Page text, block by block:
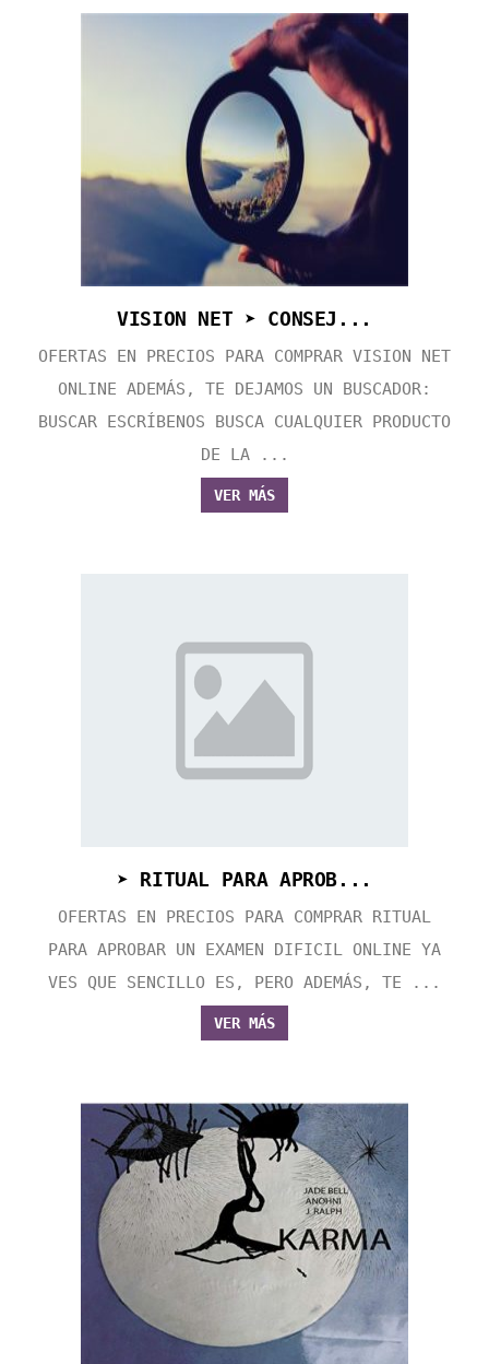
VISION NET ➤ CONSEJ...
OFERTAS EN PRECIOS PARA COMPRAR VISION NET
ONLINE ADEMÁS, TE DEJAMOS UN BUSCADOR:
BUSCAR ESCRÍBENOS BUSCA CUALQUIER PRODUCTO
DE LA ...
VER MÁS
➤ RITUAL PARA APROB...
OFERTAS EN PRECIOS PARA COMPRAR RITUAL
PARA APROBAR UN EXAMEN DIFICIL ONLINE YA
VES QUE SENCILLO ES, PERO ADEMÁS, TE ...
VER MÁS